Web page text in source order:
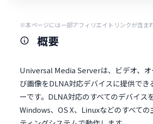
※本ページには一部アフィリエイトリンクが含まれ
概要
Universal Media Serverは、ビデオ、オ
び画像をDLNA対応デバイスに提供でき
ーです。DLNA対応のすべてのデバイス
Windows、OS X、Linuxなどのすべての